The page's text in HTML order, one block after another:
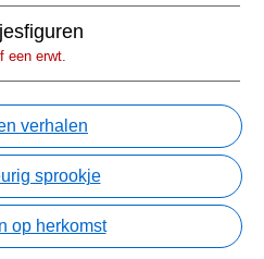
een erwt.
verhalen
sprookje
op herkomst